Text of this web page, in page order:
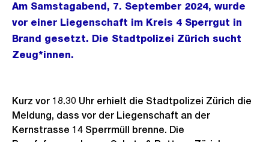
Am Samstagabend, 7. September 2024, wurde
vor einer Liegenschaft im Kreis 4 Sperrgut in
Brand gesetzt. Die Stadtpolizei Zürich sucht
Zeug*innen.
Kurz vor 18.30 Uhr erhielt die Stadtpolizei Zürich die
Meldung, dass vor der Liegenschaft an der
Kernstrasse 14 Sperrmüll brenne. Die